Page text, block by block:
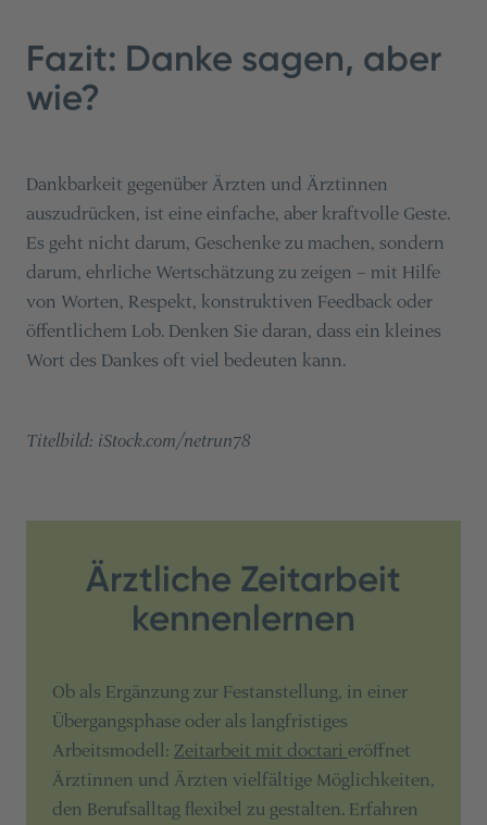
Fazit: Danke sagen, aber
wie?
Dankbarkeit gegenüber Ärzten und Ärztinnen
auszudrücken, ist eine einfache, aber kraftvolle Geste.
Es geht nicht darum, Geschenke zu machen, sondern
darum, ehrliche Wertschätzung zu zeigen – mit Hilfe
von Worten, Respekt, konstruktiven Feedback oder
öffentlichem Lob. Denken Sie daran, dass ein kleines
Wort des Dankes oft viel bedeuten kann.
Titelbild: iStock.com/netrun78
Ärztliche Zeitarbeit
kennenlernen
Ob als Ergänzung zur Festanstellung, in einer
Übergangsphase oder als langfristiges
Arbeitsmodell: Zeitarbeit mit doctari eröffnet
Ärztinnen und Ärzten vielfältige Möglichkeiten,
den Berufsalltag flexibel zu gestalten. Erfahren